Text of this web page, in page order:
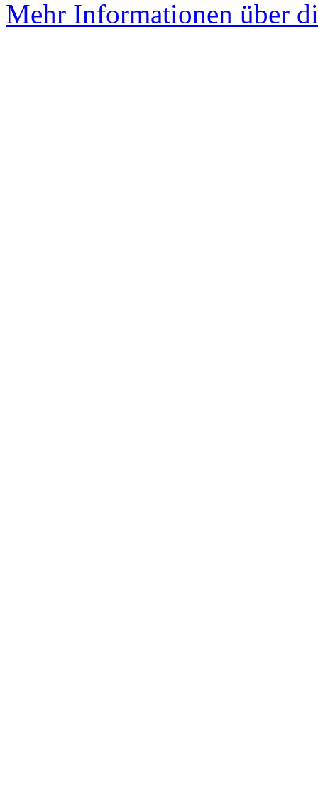
Mehr Informationen über